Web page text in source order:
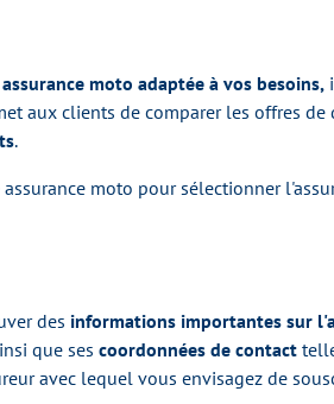
assurance moto adaptée à vos besoins,
aux clients de comparer les offres
.
moto pour sélectionner
des informations importantes sur
que ses coordonnées de contact
avec lequel vous envisagez de